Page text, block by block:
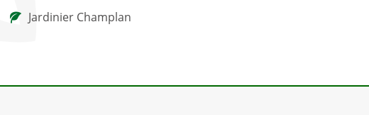
Jardinier Champlan